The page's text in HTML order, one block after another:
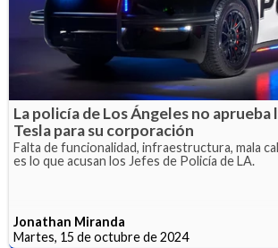
La policía de Los Ángeles no aprueba
Tesla para su corporación
Falta de funcionalidad, infraestructura, mala
es lo que acusan los Jefes de Policía de LA.
Jonathan Miranda
Martes, 15 de octubre de 2024